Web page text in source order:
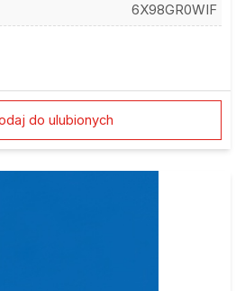
6X98GR0WIF
do ulubionych